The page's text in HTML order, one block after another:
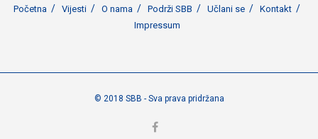
Početna Vijesti O nama Podrži SBB Učlani se
Kontakt
Impressum
© 2018 SBB - Sva prava pridržana